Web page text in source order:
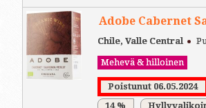
Adobe Cabernet
Chile, Valle Central
Mehevä & hilloinen
Poistunut 06.05.2024
14 %